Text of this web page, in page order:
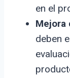
en el
Mejora
deben